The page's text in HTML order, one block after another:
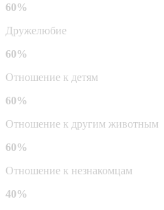
60%
Дружелюбие
60%
Отношение к детям
60%
Отношение к другим животным
60%
Отношение к незнакомцам
40%